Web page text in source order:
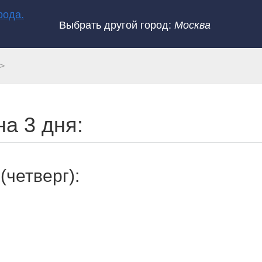
Выбрать другой город: Москва
3 дня: